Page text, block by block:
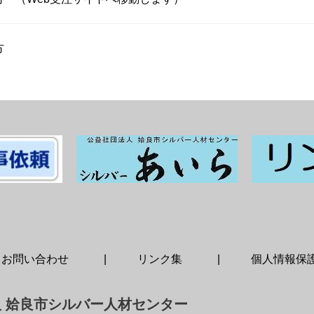
お問い合わせ リンク集 個人情報保
姶良市シルバー人材センター